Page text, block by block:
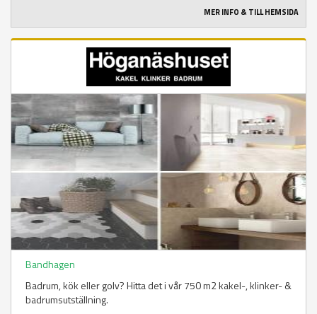
MER INFO & TILL HEMSIDA
Bandhagen
Badrum, kök eller golv? Hitta det i vår 750 m2 kakel-, klinker- &
badrumsutställning.